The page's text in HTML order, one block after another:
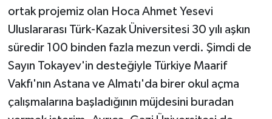
ortak projemiz olan Hoca Ahmet Yesevi
Uluslararası Türk-Kazak Üniversitesi 30 yılı aşkın
süredir 100 binden fazla mezun verdi. Şimdi de
Sayın Tokayev'in desteğiyle Türkiye Maarif
Vakfı'nın Astana ve Almatı'da birer okul açma
çalışmalarına başladığının müjdesini buradan